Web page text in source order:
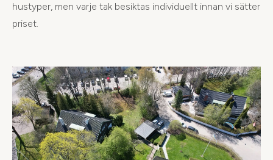
hustyper, men varje tak besiktas individuellt innan vi sätter
priset.